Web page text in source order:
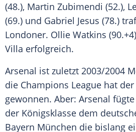
(48.), Martin Zubimendi (52.),
(69.) und Gabriel Jesus (78.)
Londoner. Ollie Watkins
Villa erfolgreich.
Arsenal ist zuletzt 2003/2004
die Champions League hat
gewonnen. Aber: Arsenal
der Königsklasse dem
Bayern München die bislang